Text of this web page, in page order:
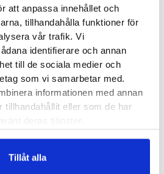
att anpassa innehållet och
tillhandahålla funktioner för
vår trafik. Vi
identifierare och annan
till de sociala medier och
som vi samarbetar med.
informationen med annan
tillhandahållit eller som de har
deras tjänster.
Tillåt alla
The Skin Agent Move
75 ml
260 kr